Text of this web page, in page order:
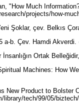
"How Much
projects/how-
Şoklar, çev. Belkıs
a-b. Çev. Hamdi
Ortak
Machines: How
New Product to Bolster
library/tech/99/05/